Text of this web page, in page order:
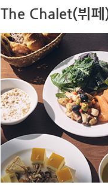
The Chalet(뷔페